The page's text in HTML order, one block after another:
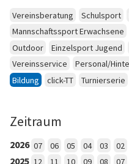
Vereinsberatung Schulsport
Mannschaftssport Erwachsene
Outdoor
Einzelsport Jugend
Vereinsservice
Personal/
Bildung
click-TT Turnierserie
Zeitraum
2026 07 06 05 04 03 02
2025 12 11 10 09 08 07